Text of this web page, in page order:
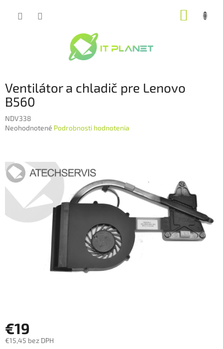
Ventilátor a chladič pre Lenovo
B560
NDV338
Priemerné
0,0
z
hviezdičiek.
Neohodnotené Podrobnosti hodnotenia
€19
€15,45 bez DPH